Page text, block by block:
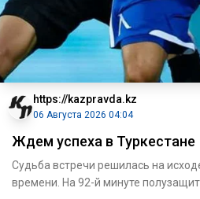
https://kazpravda.kz
06 Августа 2026 04:04
Ждем успеха в Туркестане
Судьба встречи решилась на
времени. На 92-й минуте